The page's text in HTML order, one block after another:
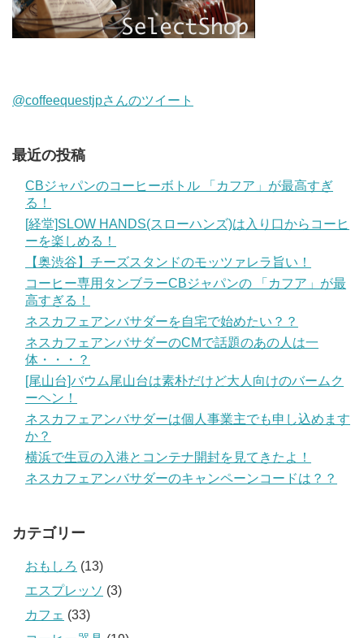
@coffeequestjpさんのツイート
最近の投稿
CBジャパンのコーヒーボトル 「カフア」が最高すぎ
る！
[経堂]SLOW HANDS(スローハンズ)は入り口からコーヒ
ーを楽しめる！
【奥渋谷】チーズスタンドのモッツァレラ旨い！
コーヒー専用タンブラーCBジャパンの 「カフア」が最
高すぎる！
ネスカフェアンバサダーを自宅で始めたい？？
ネスカフェアンバサダーのCMで話題のあの人は一
体・・・？
[尾山台]バウム尾山台は素朴だけど大人向けのバームク
ーヘン！
ネスカフェアンバサダーは個人事業主でも申し込めます
か？
横浜で生豆の入港とコンテナ開封を見てきたよ！
ネスカフェアンバサダーのキャンペーンコードは？？
カテゴリー
おもしろ (13)
エスプレッソ (3)
カフェ (33)